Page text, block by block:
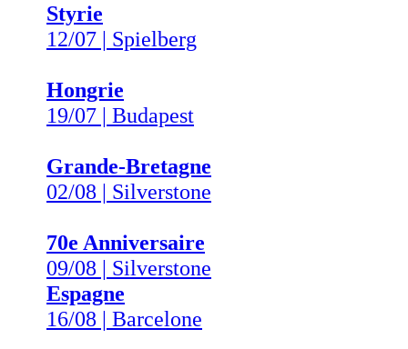
Styrie
12/07 | Spielberg
Hongrie
19/07 | Budapest
Grande-Bretagne
02/08 | Silverstone
70e Anniversaire
09/08 | Silverstone
Espagne
16/08 | Barcelone